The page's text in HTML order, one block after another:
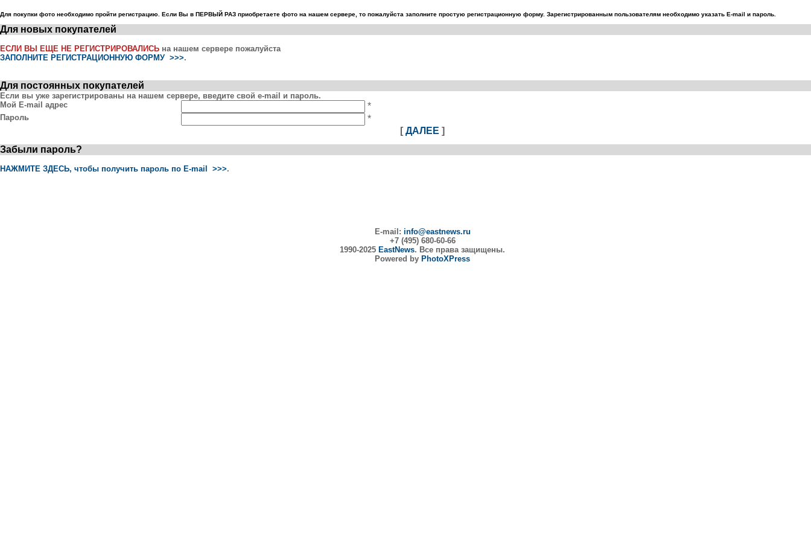
Для покупки фото необходимо пройти регистрацию. Если Вы в ПЕРВЫЙ РАЗ приобретаете фото на нашем сервере, то пожалуйста заполните простую регистрационную форму. Зарегистрированным пользователям необходимо указать E-mail и пароль.
Для новых покупателей
ЕСЛИ ВЫ ЕЩЕ НЕ РЕГИСТРИРОВАЛИСЬ на нашем сервере пожалуйста
ЗАПОЛНИТЕ РЕГИСТРАЦИОННУЮ ФОРМУ >>>.
Для постоянных покупателей
Если вы уже зарегистрированы на нашем сервере, введите свой e-mail и пароль.
Мой E-mail адрес
*
Пароль
*
[ ДАЛЕЕ ]
Забыли пароль?
НАЖМИТЕ ЗДЕСЬ, чтобы получить пароль по E-mail >>>.
E-mail: info@eastnews.ru
+7 (495) 680-60-66
1990-2025 EastNews. Все права защищены.
Powered by PhotoXPress